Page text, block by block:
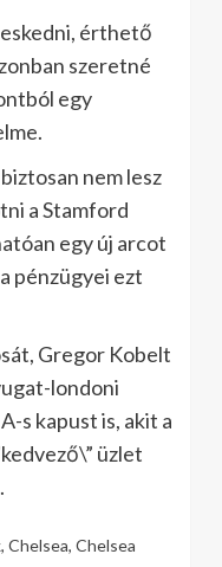
érthető
szeretné
egy
nem lesz
a Stamford
egy új arcot
pénzügyei ezt
Gregor Kobelt
londoni
s kapust is, akit a
üzlet
, Chelsea, Chelsea